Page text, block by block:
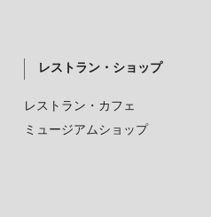
レストラン・ショップ
レストラン・カフェ
ミュージアムショップ